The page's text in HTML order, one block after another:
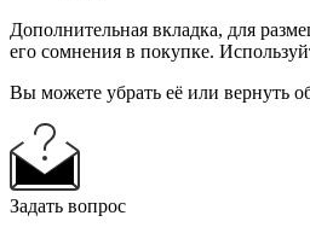
Дополнительная вкладка, для
его сомнения в покупке.
Вы можете убрать её или вернуть
Задать вопрос